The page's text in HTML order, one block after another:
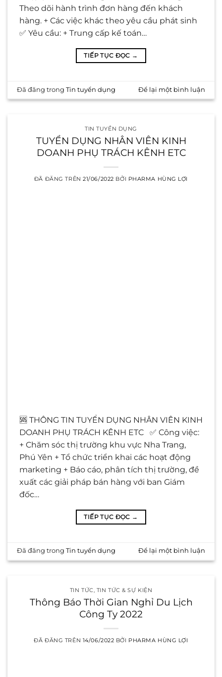
Theo dõi hành trình đơn hàng đến khách
hàng. + Các việc khác theo yêu cầu phát sinh
✅ Yêu cầu: + Trung cấp kế toán…
TIẾP TỤC ĐỌC →
Đã đăng trongTin tuyển dụng Để lại một bình luận
TIN TUYỂN DỤNG
TUYỂN DỤNG NHÂN VIÊN KINH
DOANH PHỤ TRÁCH KÊNH ETC
ĐÃ ĐĂNG TRÊN21/06/2022 BỞI PHARMA HÙNG LỢI
🆘 THÔNG TIN TUYỂN DỤNG NHÂN VIÊN KINH
DOANH PHỤ TRÁCH KÊNH ETC ✅ Công việc:
+ Chăm sóc thị trường khu vực Nha Trang,
Phú Yên + Tổ chức triển khai các hoạt động
marketing + Báo cáo, phân tích thị trường, đề
xuất các giải pháp bán hàng với ban Giám
đốc…
TIẾP TỤC ĐỌC →
Đã đăng trongTin tuyển dụng Để lại một bình luận
TIN TỨC, TIN TỨC & SỰ KIỆN
Thông Báo Thời Gian Nghỉ Du Lịch
Công Ty 2022
ĐÃ ĐĂNG TRÊN 14/06/2022 BỞI PHARMA HÙNG LỢI